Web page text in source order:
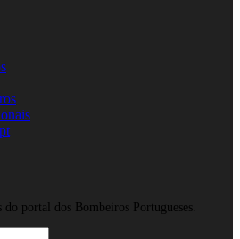
do portal dos Bombeiros Portugueses.